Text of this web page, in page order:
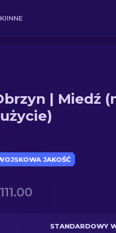
INNE
| Miedź
JAKOŚĆ
STANDARDOWY